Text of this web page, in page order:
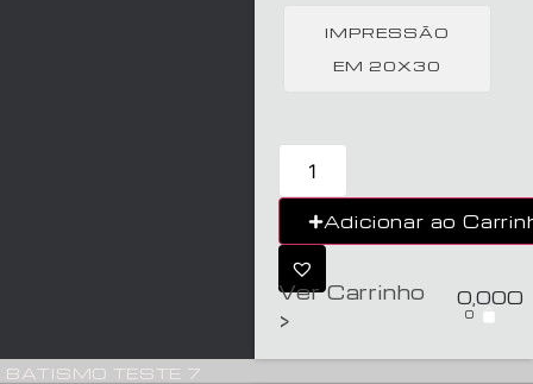
IMPRESSÃO
EM 20X30
Adicionar ao
Ver Carrinho
>
0,00€
0
BATISMO TESTE 7